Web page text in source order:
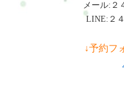
メール:２
LINE:２
↓予約フ